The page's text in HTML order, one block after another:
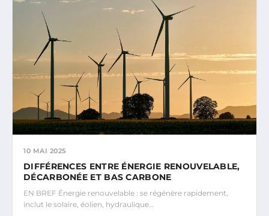
10 MAI 2025
DIFFÉRENCES ENTRE ÉNERGIE RENOUVELABLE,
DÉCARBONÉE ET BAS CARBONE
EN BREF Énergie renouvelable : se régénère rapidement,
inclut le solaire, éolien, hydraulique…